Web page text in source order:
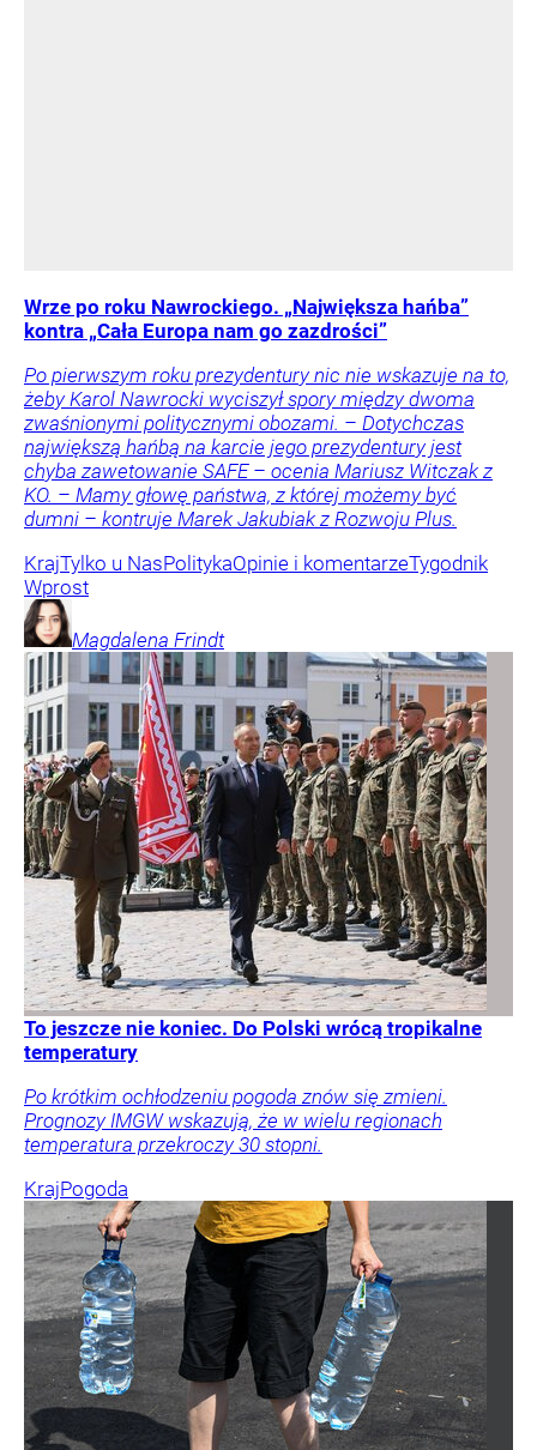
Wrze po roku Nawrockiego. „Największa hańba”
kontra „Cała Europa nam go zazdrości”
Po pierwszym roku prezydentury nic nie wskazuje na to,
żeby Karol Nawrocki wyciszył spory między dwoma
zwaśnionymi politycznymi obozami. – Dotychczas
największą hańbą na karcie jego prezydentury jest
chyba zawetowanie SAFE – ocenia Mariusz Witczak z
KO. – Mamy głowę państwa, z której możemy być
dumni – kontruje Marek Jakubiak z Rozwoju Plus.
KrajTylko u NasPolitykaOpinie i komentarzeTygodnik
Wprost
Magdalena Frindt
To jeszcze nie koniec. Do Polski wrócą tropikalne
temperatury
Po krótkim ochłodzeniu pogoda znów się zmieni.
Prognozy IMGW wskazują, że w wielu regionach
temperatura przekroczy 30 stopni.
KrajPogoda